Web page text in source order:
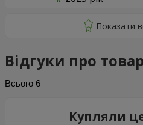
Відгуки про товар
Всього 6
Купляли